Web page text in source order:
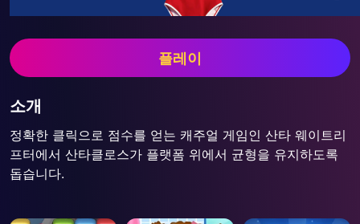
플레이
소개
정확한 클릭으로 점수를 얻는 캐주얼 게임인 산타 웨이트리
프터에서 산타클로스가 플랫폼 위에서 균형을 유지하도록
돕습니다.